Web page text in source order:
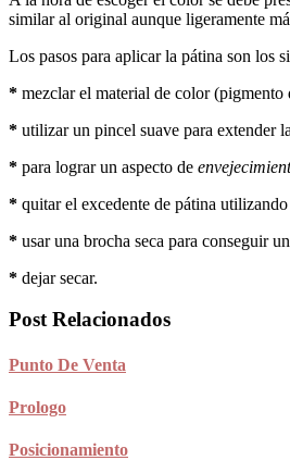
similar al original aunque ligeramente
Los pasos para aplicar la pátina son los
* mezclar el material de color
* utilizar un pincel suave para extender
* para lograr un aspecto de
* quitar el excedente de pátina
* usar una brocha seca para conseguir
* dejar secar.
Post Relacionados
Punto De Venta
Prologo
Posicionamiento